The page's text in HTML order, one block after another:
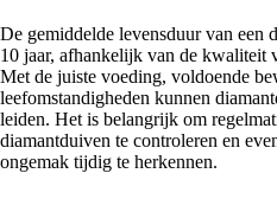
De gemiddelde levensduur van een
10 jaar, afhankelijk van de kwaliteit
Met de juiste voeding, voldoende
leefomstandigheden kunnen
leiden. Het is belangrijk om
diamantduiven te controleren en
ongemak tijdig te herkennen.